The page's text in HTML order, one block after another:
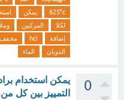
625°c
يمكن
لكلا
المركبين
إضافة
hci مخفف
الذوبان
الماء
0
يمكن استخدام
التمييز بين كل